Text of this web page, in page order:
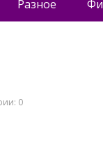
Разное
0